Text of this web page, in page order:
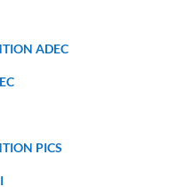
ADEC
PICS